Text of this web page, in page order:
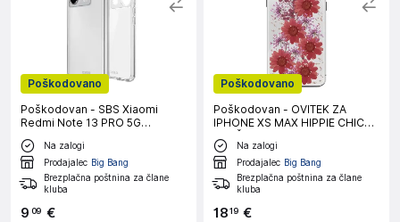
Poškodovano
Poškodovan - SBS Xiaomi
Redmi Note 13 PRO 5G
prozoren ovitek
Na zalogi
Prodajalec Big Bang
Brezplačna poštnina za člane
kluba
9 09 €
Poškodovano
Poškodovan - OVITEK ZA
IPHONE XS MAX HIPPIE CHIC
RDEČ PURO
Na zalogi
Prodajalec Big Bang
Brezplačna poštnina za člane
kluba
1819 €